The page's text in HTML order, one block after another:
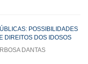
POSSIBILIDADES
DIREITOS DOS IDOSOS
DANTAS